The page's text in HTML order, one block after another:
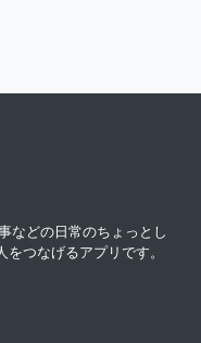
などの日常のちょっとし
つなげるアプリです。